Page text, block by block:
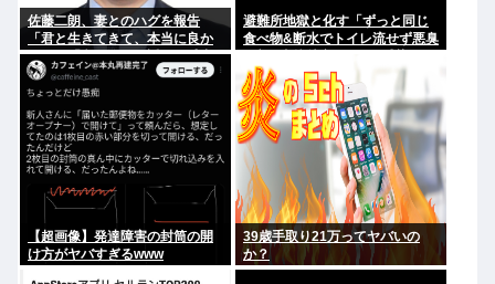
佐藤二朗、妻とのハグを報告
「君と生きてきて、本当に良か
った」「文〇砲より遥かに威力
は弱いが、僕のノロケ砲をお見
舞いする」
避難所地獄と化す「ずっと同じ
食べ物&断水でトイレ流せず悪臭
【超画像】発達障害の封筒の開
け方がヤバすぎるwww
39歳手取り21万ってヤバいの
か？